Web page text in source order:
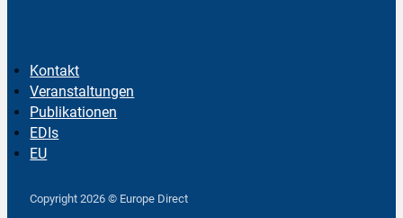
Kontakt
Veranstaltungen
Publikationen
EDIs
EU
Copyright 2026 © Europe Direct